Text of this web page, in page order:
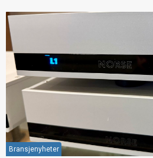
Bransjenyheter